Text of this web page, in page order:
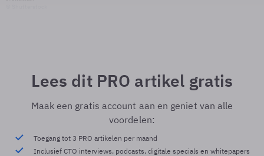
Lees dit PRO artikel gratis
Maak een gratis account aan en geniet van alle
voordelen:
Toegang tot 3 PRO artikelen per maand
Inclusief CTO interviews, podcasts, digitale specials en whitepapers